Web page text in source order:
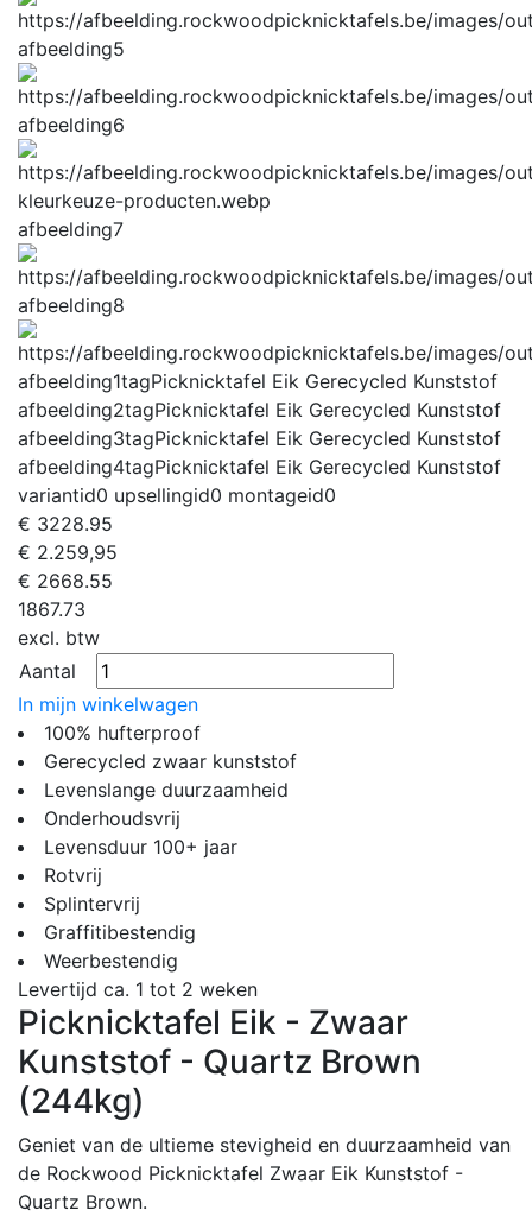
afbeelding5
afbeelding6
afbeelding7
afbeelding8
afbeelding1tagPicknicktafel Eik Gerecycled Kunststof
afbeelding2tagPicknicktafel Eik Gerecycled Kunststof
afbeelding3tagPicknicktafel Eik Gerecycled Kunststof
afbeelding4tagPicknicktafel Eik Gerecycled Kunststof
variantid0 upsellingid0 montageid0
€ 3228.95
€ 2.259,95
€ 2668.55
1867.73
excl. btw
Aantal
In mijn winkelwagen
100% hufterproof
Gerecycled zwaar kunststof
Levenslange duurzaamheid
Onderhoudsvrij
Levensduur 100+ jaar
Rotvrij
Splintervrij
Graffitibestendig
Weerbestendig
Levertijd ca. 1 tot 2 weken
Picknicktafel Eik - Zwaar
Kunststof - Quartz Brown
(244kg)
Geniet van de ultieme stevigheid en duurzaamheid van
de Rockwood Picknicktafel Zwaar Eik Kunststof -
Quartz Brown.